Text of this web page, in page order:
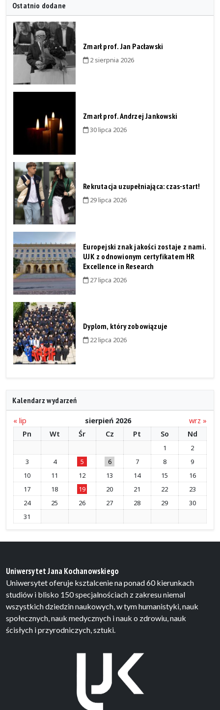
Ostatnio dodane
Zmarł prof. Jan Pacławski
2 sierpnia 2026
Zmarł prof. Andrzej Jankowski
30 lipca 2026
Rekrutacja uzupełniająca: czas-start!
29 lipca 2026
Europejski znak jakości zostaje z nami.
UJK z odnowionym certyfikatem HR
Excellence in Research
27 lipca 2026
Dyplom, który zobowiązuje
22 lipca 2026
Kalendarz wydarzeń
« lip sierpień 2026
wrz »
Pn
Wt Śr Cz Pt So Nd
1
2
3
4 5 6 7 8
9
10
11 12 13 14 15
16
17
18 19 20 21 22
23
24
25 26 27 28 29
30
31
Uniwersytet Jana Kochanowskiego
Uniwersytet oferuje ksztalcenie na ponad 60 kierunkach
studiów i blisko 150 specjalnościach z zakresu niemal
wszystkich dziedzin naukowych, w tym humanistyki, nauk
społecznych, nauk medycznych i nauk o zdrowiu, nauk
ścisłych i przyrodniczych, sztuki.